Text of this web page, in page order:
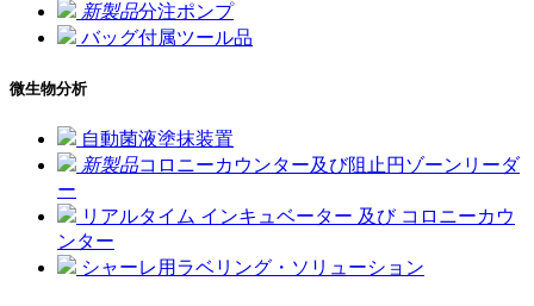
新製品分注ポンプ
バッグ付属ツール品
微生物分析
自動菌液塗抹装置
新製品コロニーカウンター及び阻止円ゾーンリーダ
ー
リアルタイム インキュベーター 及び コロニーカウ
ンター
シャーレ用ラベリング・ソリューション